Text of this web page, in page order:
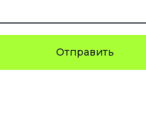
Отправить